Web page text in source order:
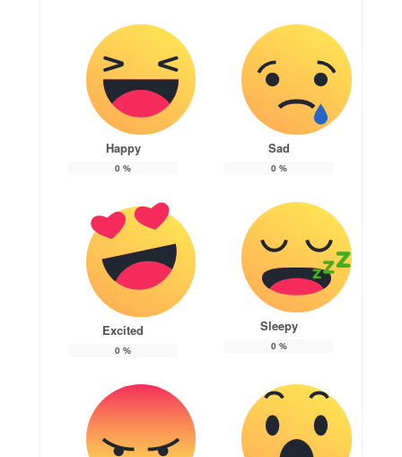
Happy
0 %
Sad
0 %
Excited
0 %
Sleepy
0 %